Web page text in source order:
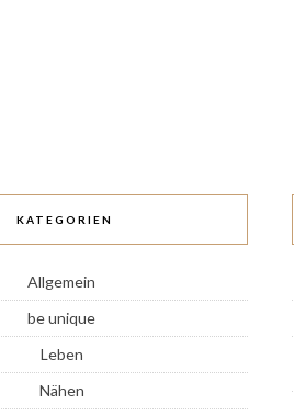
KATEGORIEN
Allgemein
be unique
Leben
Nähen